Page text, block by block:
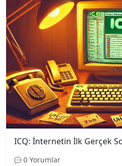
ICQ: İnternetin İlk Gerçek
0 Yorumlar